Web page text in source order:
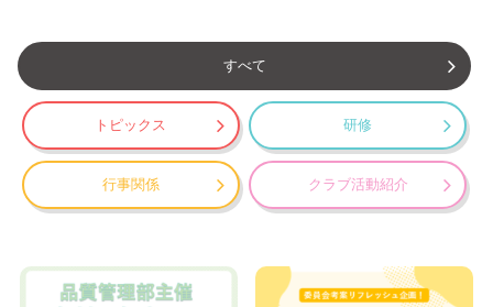
すべて
トピックス 研修
行事関係 クラブ活動紹介